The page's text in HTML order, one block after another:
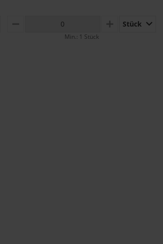
MINUS PLUSStück
Min.: 1 Stück